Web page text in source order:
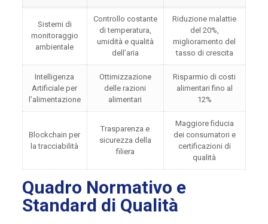
Sistemi di
monitoraggio
ambientale
Controllo costante
di temperatura,
umidità e qualità
dell’aria
Riduzione malattie
del 20%,
miglioramento del
tasso di crescita
Intelligenza
Artificiale per
l’alimentazione
Ottimizzazione
delle razioni
alimentari
Risparmio di costi
alimentari fino al
12%
Blockchain per
la tracciabilità
Trasparenza e
sicurezza della
filiera
Maggiore fiducia
dei consumatori e
certificazioni di
qualità
Quadro Normativo e
Standard di Qualità